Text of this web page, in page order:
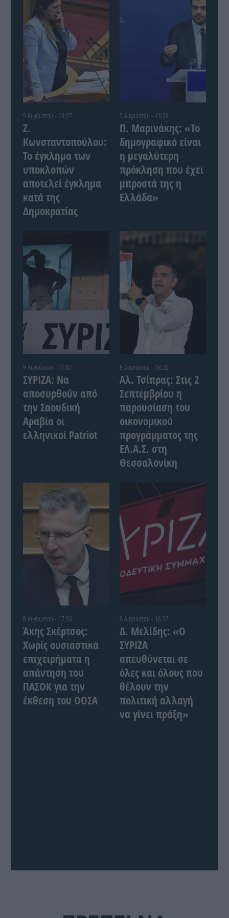
9 Αυγούστου - 14:27
Ζ.
Κωνσταντοπούλου:
Το έγκλημα των
υποκλοπών
αποτελεί έγκλημα
κατά της
Δημοκρατίας
9 Αυγούστου - 13:06
Π. Μαρινάκης: «Το
δημογραφικό είναι
η μεγαλύτερη
πρόκληση που έχει
μπροστά της η
Ελλάδα»
9 Αυγούστου - 11:07
ΣΥΡΙΖΑ: Να
αποσυρθούν από
την Σαουδική
Αραβία οι
ελληνικοί Patriot
8 Αυγούστου - 18:30
Αλ. Τσίπρας: Στις 2
Σεπτεμβρίου η
παρουσίαση του
οικονομικού
προγράμματος της
ΕΛ.Α.Σ. στη
Θεσσαλονίκη
8 Αυγούστου - 17:58
Άκης Σκέρτσος:
Χωρίς ουσιαστικά
επιχειρήματα η
απάντηση του
ΠΑΣΟΚ για την
έκθεση του ΟΟΣΑ
8 Αυγούστου - 16:37
Δ. Μελίδης: «Ο
ΣΥΡΙΖΑ
απευθύνεται σε
όλες και όλους που
θέλουν την
πολιτική αλλαγή
να γίνει πράξη»